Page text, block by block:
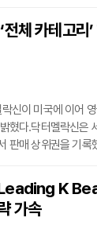
크를 통한 성인 대
프스타일 아이템으
전체 카테고
신이 미국에 이어
혔다.닥터멜락신은
판매 상위권을 기
데, 닥터멜락신의
이 같은 흐름을 바탕
Leading K
가속